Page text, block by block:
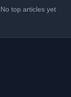
No top articles yet